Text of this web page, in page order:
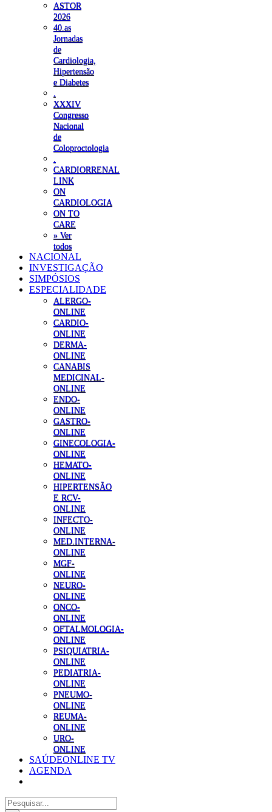
ASTOR
2026
40.as
Jornadas
de
Cardiologia,
Hipertensão
e Diabetes
XXXIV
Congresso
Nacional
de
Coloproctologia
CARDIORRENAL
LINK
ON
CARDIOLOGIA
ON TO
CARE
» Ver
todos
NACIONAL
INVESTIGAÇÃO
SIMPÓSIOS
ESPECIALIDADE
ALERGO-
ONLINE
CARDIO-
ONLINE
DERMA-
ONLINE
CANABIS
MEDICINAL-
ONLINE
ENDO-
ONLINE
GASTRO-
ONLINE
GINECOLOGIA-
ONLINE
HEMATO-
ONLINE
HIPERTENSÃO
E RCV-
ONLINE
INFECTO-
ONLINE
MED.INTERNA-
ONLINE
MGF-
ONLINE
NEURO-
ONLINE
ONCO-
ONLINE
OFTALMOLOGIA-
ONLINE
PSIQUIATRIA-
ONLINE
PEDIATRIA-
ONLINE
PNEUMO-
ONLINE
REUMA-
ONLINE
URO-
ONLINE
SAÚDEONLINE TV
AGENDA
Pesquisar